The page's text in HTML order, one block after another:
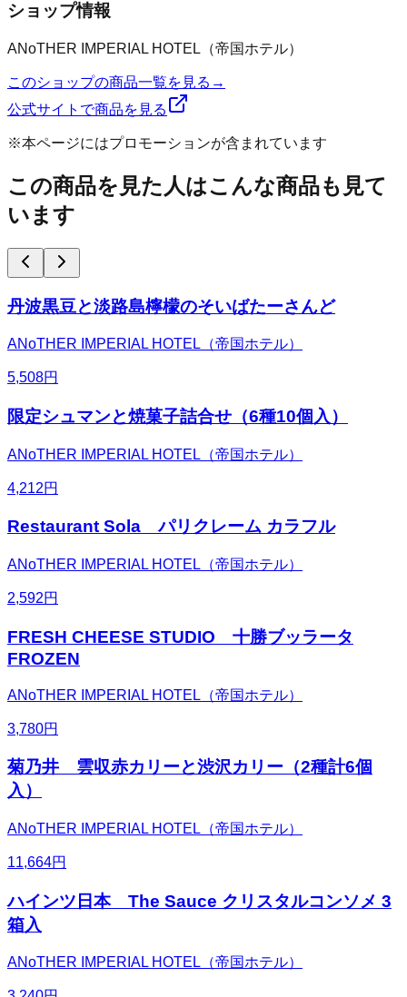
ショップ情報
ANoTHER IMPERIAL HOTEL（帝国ホテル）
このショップの商品一覧を見る →
公式サイトで商品を見る
※本ページにはプロモーションが含まれています
この商品を見た人はこんな商品も見て
います
丹波黒豆と淡路島檸檬のそいばたーさんど
ANoTHER IMPERIAL HOTEL（帝国ホテル）
5,508円
限定シュマンと焼菓子詰合せ（6種10個入）
ANoTHER IMPERIAL HOTEL（帝国ホテル）
4,212円
Restaurant Sola パリクレーム カラフル
ANoTHER IMPERIAL HOTEL（帝国ホテル）
2,592円
FRESH CHEESE STUDIO 十勝ブッラータ
FROZEN
ANoTHER IMPERIAL HOTEL（帝国ホテル）
3,780円
菊乃井 雲収赤カリーと渋沢カリー（2種計6個
入）
ANoTHER IMPERIAL HOTEL（帝国ホテル）
11,664円
ハインツ日本 The Sauce クリスタルコンソメ 3
箱入
ANoTHER IMPERIAL HOTEL（帝国ホテル）